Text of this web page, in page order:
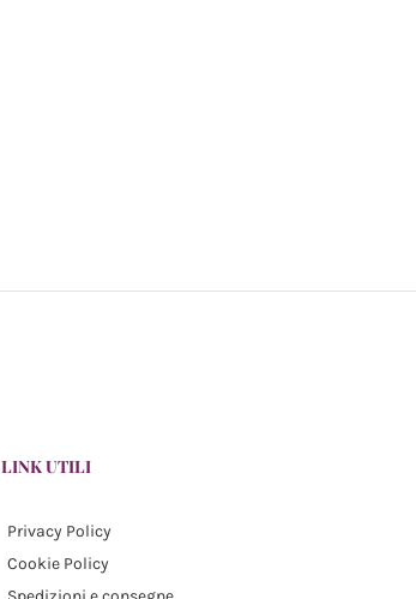
LINK UTILI
Privacy Policy
Cookie Policy